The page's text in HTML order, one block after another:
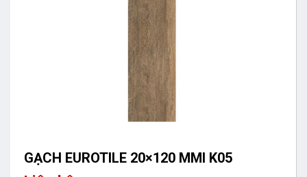
GẠCH EUROTILE 20×120 MMI K05